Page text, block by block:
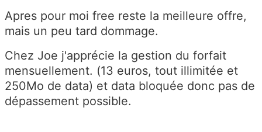
Apres pour moi free reste la meilleure offre,
mais un peu tard dommage.
Chez Joe j'apprécie la gestion du forfait
mensuellement. (13 euros, tout illimitée et
250Mo de data) et data bloquée donc pas de
dépassement possible.